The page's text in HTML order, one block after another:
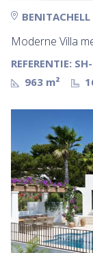
BENITACHELL
Moderne Villa
REFERENTIE:
963 m²